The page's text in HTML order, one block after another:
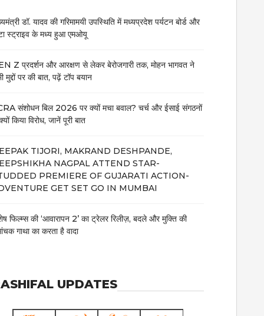
डॉ. यादव की गरिमामयी उपस्थिति में मध्यप्रदेश पर्यटन बोर्ड और
स्ट्राइव के मध्य हुआ एमओयू
Z प्रदर्शन और आरक्षण से लेकर बेरोजगारी तक, मोहन भागवत ने
मुद्दों पर की बात, पढ़ें टॉप बयान
संशोधन बिल 2026 पर क्यों मचा बवाल? चर्च और ईसाई संगठनों
किया विरोध, जानें पूरी बात
TIJORI, MAKRAND DESHPANDE,
NAGPAL ATTEND STAR-
PREMIERE OF GUJARATI ACTION-
GET SET GO IN MUMBAI
फिल्म्स की ‘आवारापन 2’ का ट्रेलर रिलीज़, बदले और मुक्ति की
गाथा का करता है वादा
UPDATES